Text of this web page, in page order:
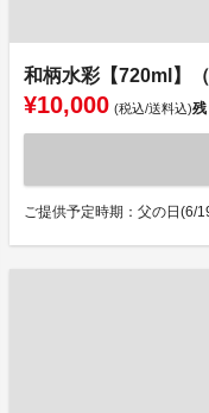
和柄水彩【720ml】
¥10,000 (税込/送料込)残
ご提供予定時期：父の日(6/